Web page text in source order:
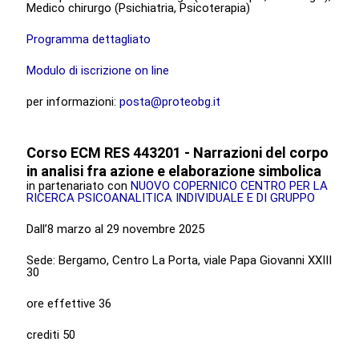
Medico chirurgo (Psichiatria, Psicoterapia)
Programma dettagliato
Modulo di iscrizione on line
per informazioni:posta@proteobg.it
Corso ECM RES 443201 - Narrazioni del corpo
in analisi fra azione e elaborazione simbolica
in partenariato conNUOVO COPERNICO CENTRO PER LA
RICERCA PSICOANALITICA INDIVIDUALE E DI GRUPPO
Dall’8 marzo al 29 novembre 2025
Sede: Bergamo, Centro La Porta, viale Papa Giovanni XXIII
30
ore effettive 36
crediti 50